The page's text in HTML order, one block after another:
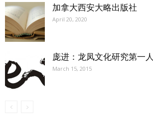
加拿大西安大略出版社
April 20, 2020
庞进：龙凤文化研究第一人
March 15, 2015